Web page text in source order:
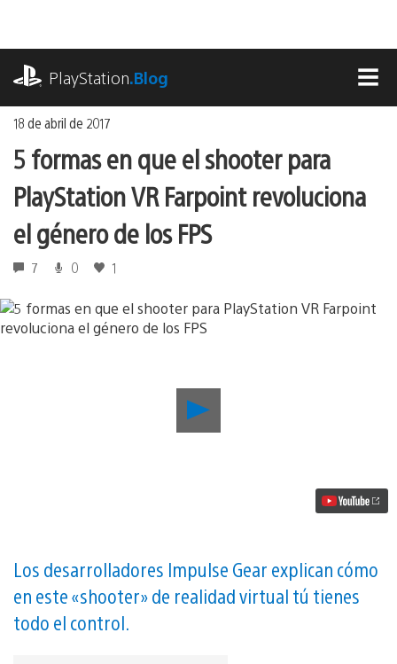
contenido
PlayStation.Blog
18 de abril de 2017
5 formas en que el shooter para
PlayStation VR Farpoint revoluciona
el género de los FPS
7 0 1
formas
Farpoint
revoluciona
el
Los desarrolladores Impulse Gear explican cómo
en este «shooter» de realidad virtual tú tienes
todo el control.